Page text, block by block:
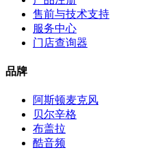
售前与技术支持
服务中心
门店查询器
品牌
阿斯顿麦克风
贝尔辛格
布盖拉
酷音频